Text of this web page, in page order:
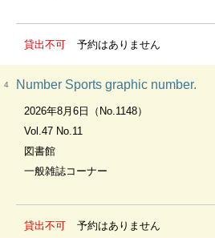
貸出不可 予約はありません
4 Number Sports graphic number.
2026年8月6日（No.1148）
Vol.47 No.11
図書館
一般雑誌コーナー
貸出不可 予約はありません